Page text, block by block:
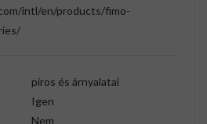
intl/en/products/fimo-
piros és árnyalatai
Igen
Nem